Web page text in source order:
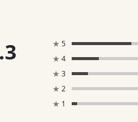
★ 5
★ 4
★ 3
★ 2
★ 1